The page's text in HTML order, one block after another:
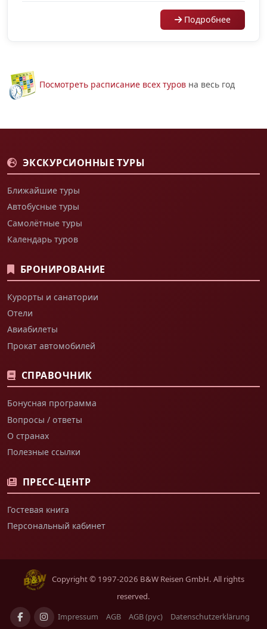
Подробнее
Посмотреть расписание всех туров на весь год
ЭКСКУРСИОННЫЕ ТУРЫ
Ближайшие туры
Автобусные туры
Самолётные туры
Календарь туров
БРОНИРОВАНИЕ
Курорты и санатории
Отели
Авиабилеты
Прокат автомобилей
СПРАВОЧНИК
Бонусная программа
Вопросы / ответы
О странах
Полезные ссылки
ПРЕСС-ЦЕНТР
Гостевая книга
Персональный кабинет
Copyright © 1997-2026 B&W Reisen GmbH. All rights
reserved.
Impressum
AGB AGB (рус)
Datenschutzerklärung